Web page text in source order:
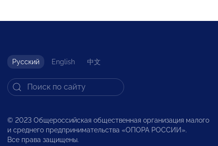
Русский English 中文
© 2023 Общероссийская общественная организация малого
и среднего предпринимательства «ОПОРА РОССИИ».
Все права защищены.